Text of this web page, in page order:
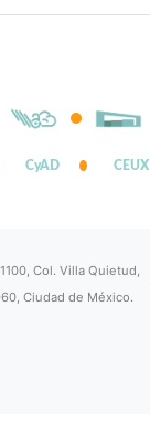
CyAD CEUX
Col. Villa Quietud,
Ciudad de México.